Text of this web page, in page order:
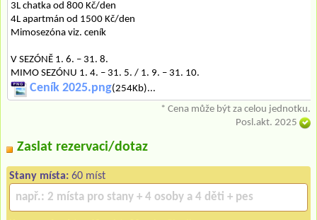
3L chatka od 800 Kč/den
4L apartmán od 1500 Kč/den
Mimosezóna viz. ceník
V SEZÓNĚ 1. 6. – 31. 8.
MIMO SEZÓNU 1. 4. – 31. 5. / 1. 9. – 31. 10.
Ceník 2025.png(254Kb)...
* Cena může být za celou jednotku.
Posl.akt. 2025
Zaslat rezervaci/dotaz
Stany místa: 60 míst